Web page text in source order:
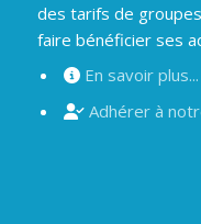
des tarifs de
faire bénéficier ses
En savoir plus...
Adhérer à